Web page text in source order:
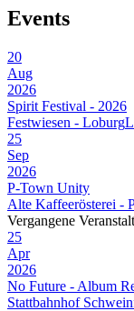
Events
20
Aug
2026
Spirit Festival - 2026
Festwiesen - Loburg
25
Sep
2026
P-Town Unity
Alte Kaffeerösterei -
Vergangene
25
Apr
2026
No Future - Album
Stattbahnhof